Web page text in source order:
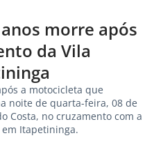
morre após
da Vila
a motocicleta que
noite de quarta-feira, 08 de
Costa, no cruzamento com a
em Itapetininga.